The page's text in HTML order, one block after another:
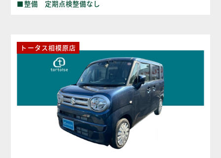
■整備 定期点検整備なし
トータス相模原店